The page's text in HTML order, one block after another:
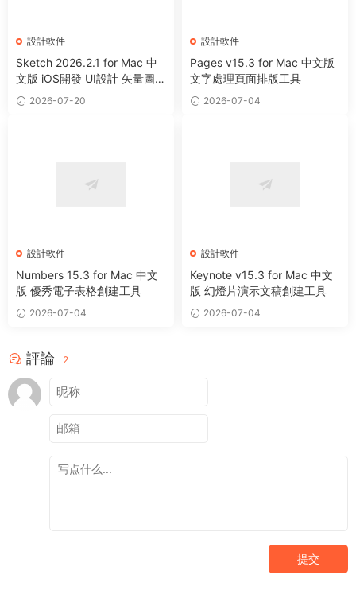
設計軟件
Sketch 2026.2.1 for Mac 中
文版 iOS開發 UI設計 矢量圖形
繪制軟件
2026-07-20
設計軟件
Pages v15.3 for Mac 中文版
文字處理頁面排版工具
2026-07-04
設計軟件
Numbers 15.3 for Mac 中文
版 優秀電子表格創建工具
2026-07-04
設計軟件
Keynote v15.3 for Mac 中文
版 幻燈片演示文稿創建工具
2026-07-04
評論 2
提交